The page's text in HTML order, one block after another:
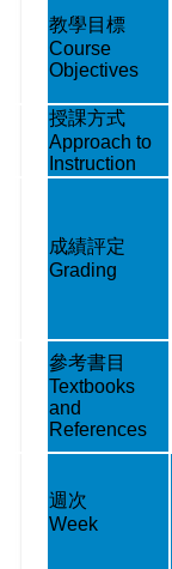
教學目標
Course
Objectives
授課方式
Approach to
Instruction
成績評定
Grading
參考書目
Textbooks
and
References
週次
Week